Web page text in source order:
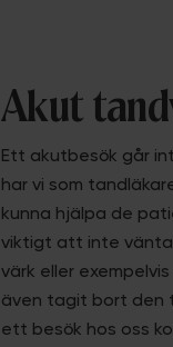
Akut
Ett akutbesök går
har vi som
kunna hjälpa de
viktigt att inte
värk eller
även tagit bort den
ett besök hos oss